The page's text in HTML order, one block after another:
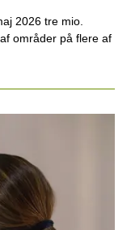
2026 tre mio.
områder på flere af